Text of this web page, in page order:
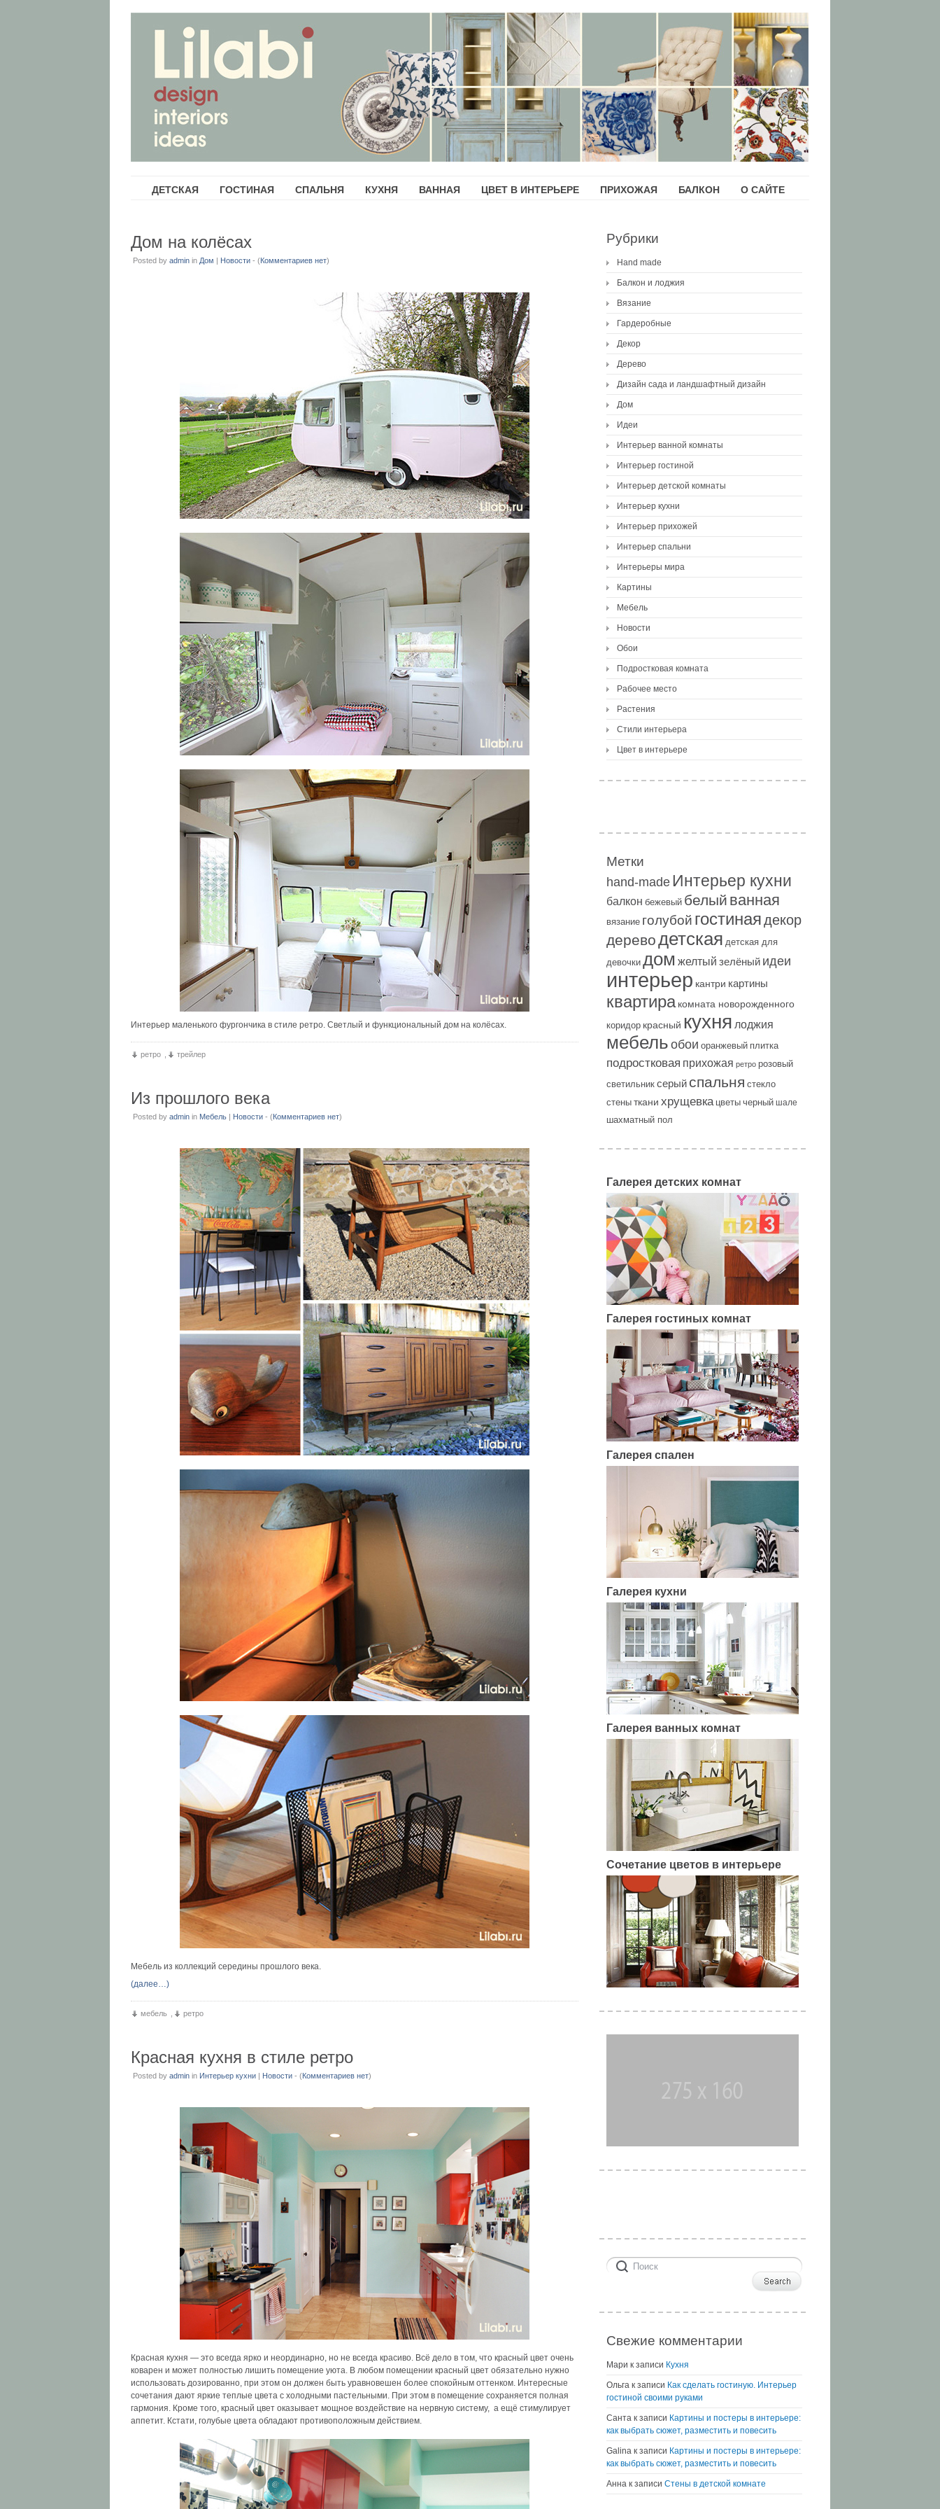
ДЕТСКАЯ ГОСТИНАЯ СПАЛЬНЯ КУХНЯ ВАННАЯ ЦВЕТ В ИНТЕРЬЕРЕ ПРИХОЖАЯ БАЛКОН О САЙТЕ
Дом на колёсах
Posted by admin in Дом | Новости - (Комментариев нет)
Интерьер маленького фургончика в стиле ретро. Светлый и функциональный дом на колёсах.
ретро трейлер
Из прошлого века
Posted by admin in Мебель | Новости - (Комментариев нет)
Мебель из коллекций середины прошлого века.
(далее…)
мебель ретро
Красная кухня в стиле ретро
Posted by admin in Интерьер кухни | Новости - (Комментариев нет)
Красная кухня — это всегда ярко и неординарно, но не всегда красиво. Всё дело в том, что красный цвет очень
коварен и может полностью лишить помещение уюта. В любом помещении красный цвет обязательно нужно
использовать дозированно, при этом он должен быть уравновешен более спокойным оттенком. Интересные
сочетания дают яркие теплые цвета с холодными пастельными. При этом в помещение сохраняется полная
гармония. Кроме того, красный цвет оказывает мощное воздействие на нервную систему, а ещё стимулирует
аппетит. Кстати, голубые цвета обладают противоположным действием.
Рубрики
Hand made
Балкон и лоджия
Вязание
Гардеробные
Декор
Дерево
Дизайн сада и ландшафтный дизайн
Дом
Идеи
Интерьер ванной комнаты
Интерьер гостиной
Интерьер детской комнаты
Интерьер кухни
Интерьер прихожей
Интерьер спальни
Интерьеры мира
Картины
Мебель
Новости
Обои
Подростковая комната
Рабочее место
Растения
Стили интерьера
Цвет в интерьере
Метки
hand-made Интерьер кухни
балкон бежевый белый ванная
вязание голубой гостинаядекор
дереводетская детская для
девочки дом желтый зелёный идеи
интерьер кантри картины
квартира комната новорожденного
коридор красный кухня лоджия
мебель обои оранжевый плитка
подростковая прихожая ретро розовый
светильник серый спальня стекло
стены ткани хрущевка цветы черный шале
шахматный пол
Галерея детских комнат
Галерея гостиных комнат
Галерея спален
Галерея кухни
Галерея ванных комнат
Сочетание цветов в интерьере
Свежие комментарии
Мари к записи Кухня
Ольга к записи Как сделать гостиную. Интерьер
гостиной своими руками
Санта к записи Картины и постеры в интерьере:
как выбрать сюжет, разместить и повесить
Galina к записи Картины и постеры в интерьере:
как выбрать сюжет, разместить и повесить
Анна к записи Стены в детской комнате